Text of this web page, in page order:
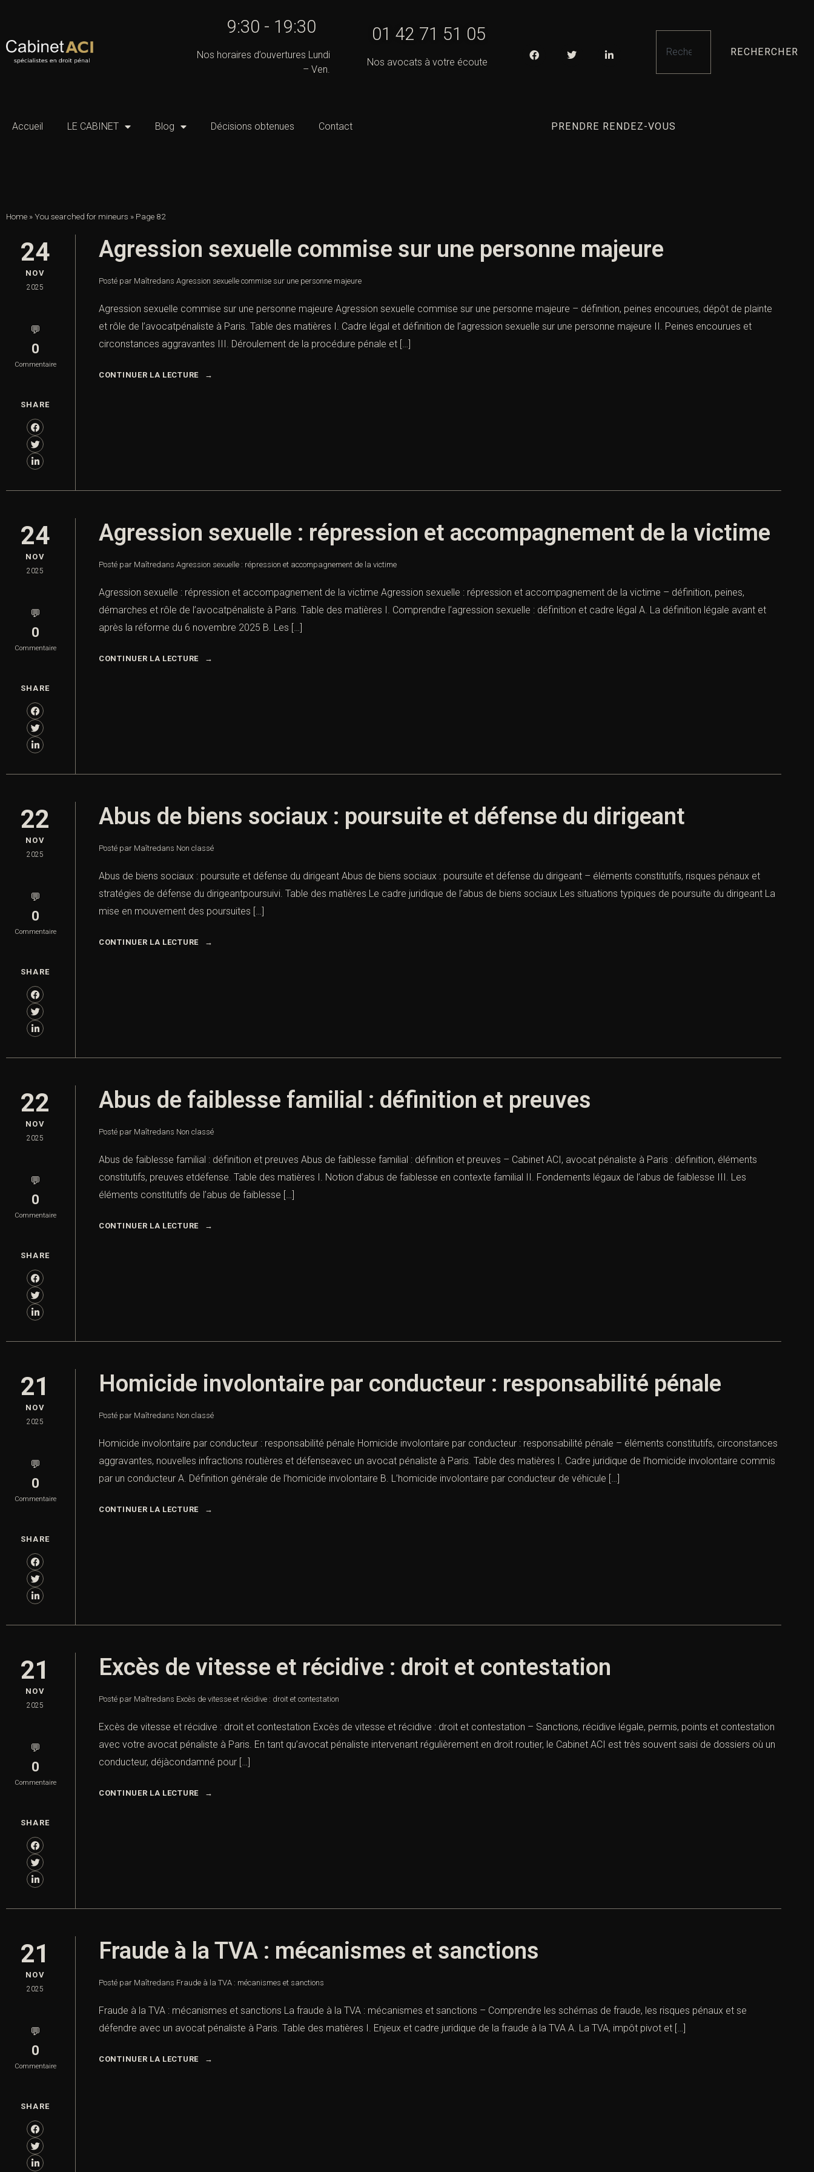
9:30 - 19:30
Nos horaires d’ouvertures Lundi
– Ven.
01 42 71 51 05
Nos avocats à votre écoute
RECHERCHER
Accueil LE CABINET Blog Décisions obtenues Contact PRENDRE RENDEZ-VOUS
Home »You searched for mineurs » Page 82
24
NOV
2025
💬
0
Commentaire
SHARE
Agression sexuelle commise sur une personne majeure
Posté par Maîtredans Agression sexuelle commise sur une personne majeure
Agression sexuelle commise sur une personne majeure Agression sexuelle commise sur une personne majeure – définition, peines encourues, dépôt de plainte
et rôle de l’avocatpénaliste à Paris. Table des matières I. Cadre légal et définition de l’agression sexuelle sur une personne majeure II. Peines encourues et
circonstances aggravantes III. Déroulement de la procédure pénale et […]
CONTINUER LA LECTURE
24
NOV
2025
💬
0
Commentaire
SHARE
Agression sexuelle : répression et accompagnement de la victime
Posté par Maîtredans Agression sexuelle : répression et accompagnement de la victime
Agression sexuelle : répression et accompagnement de la victime Agression sexuelle : répression et accompagnement de la victime – définition, peines,
démarches et rôle de l’avocatpénaliste à Paris. Table des matières I. Comprendre l’agression sexuelle : définition et cadre légal A. La définition légale avant et
après la réforme du 6 novembre 2025 B. Les […]
CONTINUER LA LECTURE
22
NOV
2025
💬
0
Commentaire
SHARE
Abus de biens sociaux : poursuite et défense du dirigeant
Posté par Maîtredans Non classé
Abus de biens sociaux : poursuite et défense du dirigeant Abus de biens sociaux : poursuite et défense du dirigeant – éléments constitutifs, risques pénaux et
stratégies de défense du dirigeantpoursuivi. Table des matières Le cadre juridique de l’abus de biens sociaux Les situations typiques de poursuite du dirigeant La
mise en mouvement des poursuites […]
CONTINUER LA LECTURE
22
NOV
2025
💬
0
Commentaire
SHARE
Abus de faiblesse familial : définition et preuves
Posté par Maîtredans Non classé
Abus de faiblesse familial : définition et preuves Abus de faiblesse familial : définition et preuves – Cabinet ACI, avocat pénaliste à Paris : définition, éléments
constitutifs, preuves etdéfense. Table des matières I. Notion d’abus de faiblesse en contexte familial II. Fondements légaux de l’abus de faiblesse III. Les
éléments constitutifs de l’abus de faiblesse […]
CONTINUER LA LECTURE
21
NOV
2025
💬
0
Commentaire
SHARE
Homicide involontaire par conducteur : responsabilité pénale
Posté par Maîtredans Non classé
Homicide involontaire par conducteur : responsabilité pénale Homicide involontaire par conducteur : responsabilité pénale – éléments constitutifs, circonstances
aggravantes, nouvelles infractions routières et défenseavec un avocat pénaliste à Paris. Table des matières I. Cadre juridique de l’homicide involontaire commis
par un conducteur A. Définition générale de l’homicide involontaire B. L’homicide involontaire par conducteur de véhicule […]
CONTINUER LA LECTURE
21
NOV
2025
💬
0
Commentaire
SHARE
Excès de vitesse et récidive : droit et contestation
Posté par Maîtredans Excès de vitesse et récidive : droit et contestation
Excès de vitesse et récidive : droit et contestation Excès de vitesse et récidive : droit et contestation – Sanctions, récidive légale, permis, points et contestation
avec votre avocat pénaliste à Paris. En tant qu’avocat pénaliste intervenant régulièrement en droit routier, le Cabinet ACI est très souvent saisi de dossiers où un
conducteur, déjàcondamné pour […]
CONTINUER LA LECTURE
21
NOV
2025
💬
0
Commentaire
SHARE
Fraude à la TVA : mécanismes et sanctions
Posté par Maîtredans Fraude à la TVA : mécanismes et sanctions
Fraude à la TVA : mécanismes et sanctions La fraude à la TVA : mécanismes et sanctions – Comprendre les schémas de fraude, les risques pénaux et se
défendre avec un avocat pénaliste à Paris. Table des matières I. Enjeux et cadre juridique de la fraude à la TVA A. La TVA, impôt pivot et […]
CONTINUER LA LECTURE